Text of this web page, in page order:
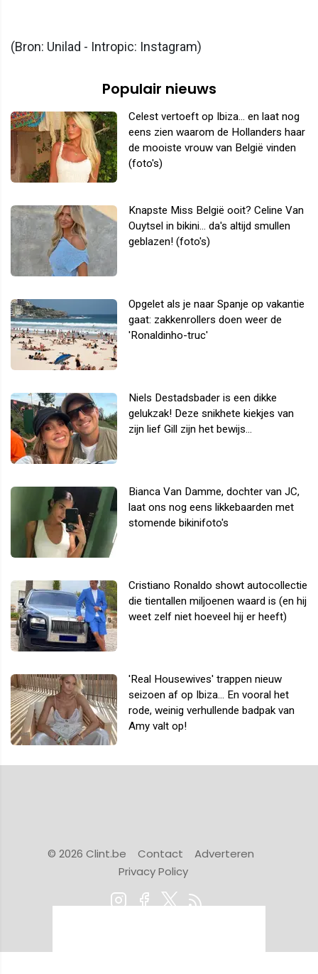
(Bron: Unilad - Intropic: Instagram)
Populair nieuws
Celest vertoeft op Ibiza... en laat nog
eens zien waarom de Hollanders haar
de mooiste vrouw van België vinden
(foto's)
Knapste Miss België ooit? Celine Van
Ouytsel in bikini... da's altijd smullen
geblazen! (foto's)
Opgelet als je naar Spanje op vakantie
gaat: zakkenrollers doen weer de
'Ronaldinho-truc'
Niels Destadsbader is een dikke
gelukzak! Deze snikhete kiekjes van
zijn lief Gill zijn het bewijs...
Bianca Van Damme, dochter van JC,
laat ons nog eens likkebaarden met
stomende bikinifoto's
Cristiano Ronaldo showt autocollectie
die tientallen miljoenen waard is (en hij
weet zelf niet hoeveel hij er heeft)
'Real Housewives' trappen nieuw
seizoen af op Ibiza... En vooral het
rode, weinig verhullende badpak van
Amy valt op!
© 2026 Clint.be Contact
Adverteren
Privacy Policy